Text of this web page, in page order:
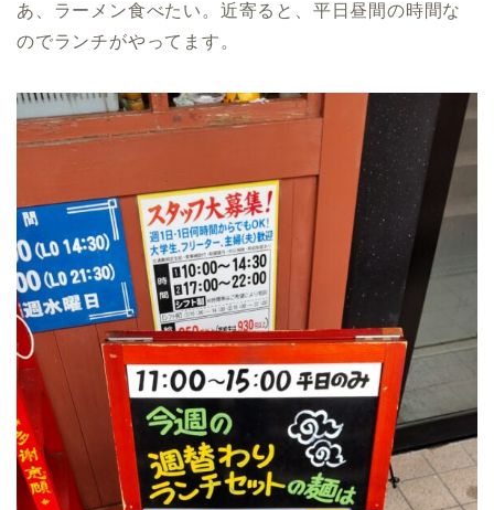
あ、ラーメン食べたい。近寄ると、平日昼間の時間な
のでランチがやってます。